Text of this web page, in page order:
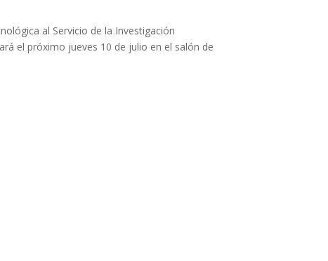
al Servicio de la Investigación
el próximo jueves 10 de julio en el salón de